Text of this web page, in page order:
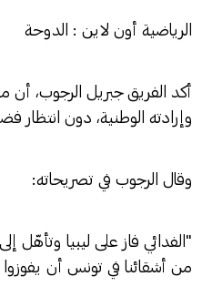
الرياضية أون لاين : الدوحة
أكد الفريق جبريل الرجوب،
وإرادته الوطنية، دون انتظار
وقال الرجوب في تصريحاته:
"الفدائي فاز على ليبيا
من أشقائنا في تونس أن